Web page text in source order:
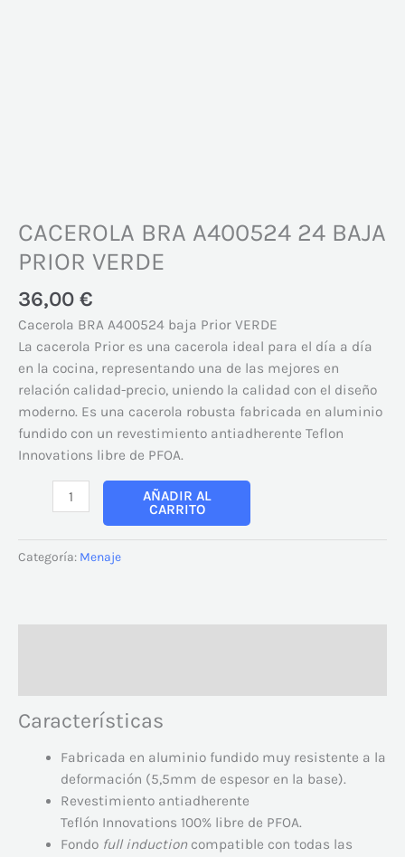
CACEROLA BRA A400524 24 BAJA
PRIOR VERDE
36,00 €
Cacerola BRA A400524 baja Prior VERDE
La cacerola Prior es una cacerola ideal para el día a día
en la cocina, representando una de las mejores en
relación calidad-precio, uniendo la calidad con el diseño
moderno. Es una cacerola robusta fabricada en aluminio
fundido con un revestimiento antiadherente Teflon
Innovations libre de PFOA.
AÑADIR AL
CARRITO
Categoría: Menaje
Características
Fabricada en aluminio fundido muy resistente a la
deformación (5,5mm de espesor en la base).
Revestimiento antiadherente
Teflón Innovations 100% libre de PFOA.
Fondo full inductioncompatible con todas las